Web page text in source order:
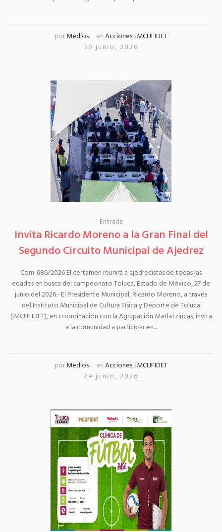
porMedios enAcciones,IMCUFIDET
30 junio, 2026
Entrada
Invita Ricardo Moreno a la Gran Final del
Segundo Circuito Municipal de Ajedrez
Com. 686/2026 El certamen reunirá a ajedrecistas de todas las
edades en busca del campeonato Toluca, Estado de México, 27 de
junio del 2026.- El Presidente Municipal, Ricardo Moreno, a través
del Instituto Municipal de Cultura Física y Deporte de Toluca
(IMCUFIDET), en coordinación con la Agrupación Matlatzincas, invita
a la comunidad a participar en...
porMedios enAcciones,IMCUFIDET
29 junio, 2026